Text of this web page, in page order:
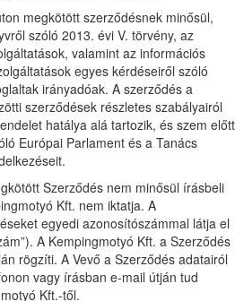
megkötött szerződésnek minősül,
szóló 2013. évi V. törvény, az
valamint az információs
egyes kérdéseiről szóló
irányadóak. A szerződés a
szerződések részletes szabályairól
hatálya alá tartozik, és szem előtt
Európai Parlament és a Tanács
Szerződés nem minősül írásbeli
Kft. nem iktatja. A
egyedi azonosítószámmal látja el
A Kempingmotyó Kft. a Szerződés
rögzíti. A Vevő a Szerződés adatairól
vagy írásban e-mail útján tud
Kft.-től.